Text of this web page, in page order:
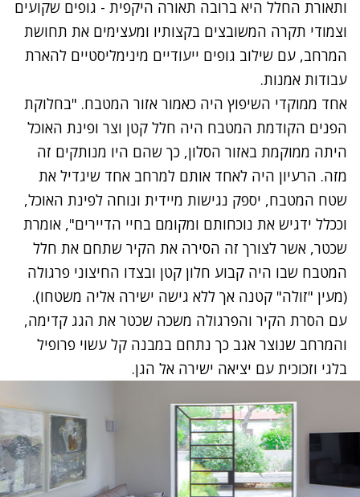
ותאורת החלל היא ברובה תאורה היקפית - גופים שקועים
וצמודי תקרה המשובצים בקצותיו ומעצימים את תחושת
המרחב, עם שילוב גופים ייעודיים מינימליסטיים להארת
עבודות אמנות.
אחד ממוקדי השיפוץ היה כאמור אזור המטבח. "בחלוקת
הפנים הקודמת המטבח היה חלל קטן וצר ופינת האוכל
היתה ממוקמת באזור הסלון, כך שהם היו מנותקים זה
מזה. הרעיון היה לאחד אותם למרחב אחד שיגדיל את
שטח המטבח, יספק נגישות מיידית ונוחה לפינת האוכל,
וככלל ידגיש את נוכחותם ומקומם בחיי הדיירים", אומרת
שכטר, אשר לצורך זה הסירה את הקיר שתחם את חלל
המטבח שבו היה קבוע חלון קטן ובצדו החיצוני פרגולה
(מעין "זולה" קטנה אך ללא גישה ישירה אליה משטחו).
עם הסרת הקיר והפרגולה משכה שכטר את הגג קדימה,
והמרחב שנוצר אגב כך נתחם במבנה קל עשוי פרופיל
בלגי וזכוכית עם יציאה ישירה אל הגן.